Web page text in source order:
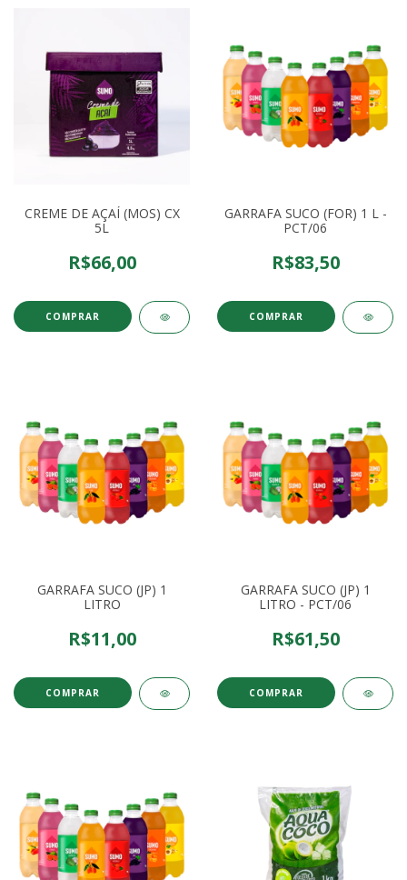
CREME DE AÇAÍ (MOS) CX
5L
R$66,00
GARRAFA SUCO (FOR) 1 L -
PCT/06
R$83,50
COMPRAR
GARRAFA SUCO (JP) 1
LITRO
R$11,00
COMPRAR
GARRAFA SUCO (JP) 1
LITRO - PCT/06
R$61,50
COMPRAR